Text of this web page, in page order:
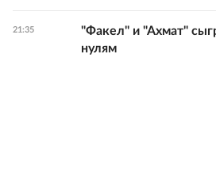
21:35
"Факел" и "Ахмат"
нулям